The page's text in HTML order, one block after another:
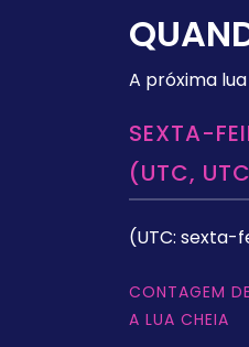
A próxima
SEXTA-
(UTC,
(UTC: sexta-
CONTAGEM
A LUA CHEIA